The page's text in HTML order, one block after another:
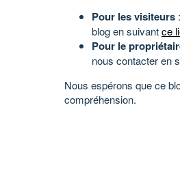
Pour les visiteurs
blog en suivantce
Pour le
nous contacter en
Nous espérons que ce
compréhension.